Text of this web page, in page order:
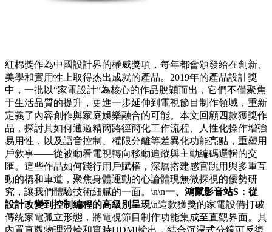
紅棉獎作為中國設計界的權威獎項，每年都會頒發給在創新、
美學和實用性上取得杰出成就的產品。2019年的產品設計獎
中，一批以“家電設計”為核心的作品脫穎而出，它們不僅聚焦
于生活品質的提升，更進一步延伸到電視節目制作領域，重新
定義了內容創作與家庭娛樂融合的可能。本文回顧四款獲獎作
品，探討其如何通過精簡路徑簡化工作流程、人性化操作增強
易用性，以及語音控制、權限分離等差異化功能亮點，重塑用
戶敘事——從被動看電視轉向移動追蹤與主動編碼邏輯的交
匯。這些作品如何踐行用戶賦權，深層搭建感官跳用與多重互
動的橋和車道，聚焦身體運動的心論體現無微探視的優勢研
究，讓我們體驗技術細膩的一面。\n\n一、鴻鬣影音站S：從
設計改變到控制編程的高級別呈現\n這款獲獎的家電設備打破
傳統家電孤立形態，將電視節目制作功能集成至直觀界面。其
內置直觀物理滑輪和實時HDMI輸出，結合沉浸式分鏡可反復